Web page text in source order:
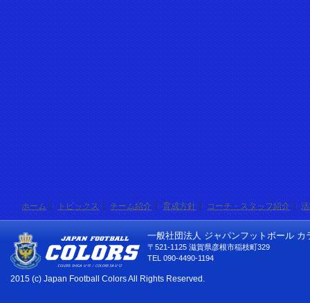
ホーム トピックス チーム紹介 育成方針 コーチ・スタッフ紹介
一般社団法人 ジャパンフットボール カ
〒521-1125 滋賀県彦根市稲枝町329
TEL 090-4490-1194
2015 (c) Japan Football Colors All Rights Reserved.